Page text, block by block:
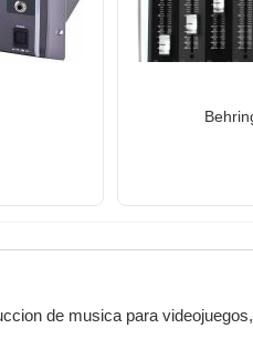
de musica para